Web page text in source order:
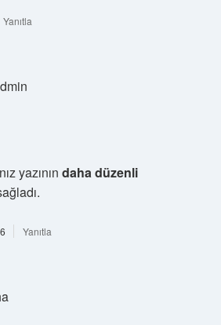
Yanıtla
yazının daha düzenli
Yanıtla